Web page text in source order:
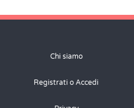
Chi siamo
Registrati o Accedi